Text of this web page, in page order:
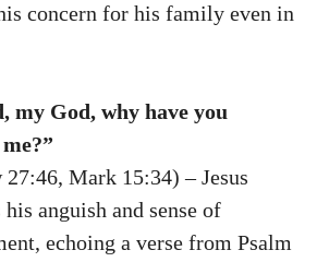
concern for his family even in
my God, why have you
Mark 15:34) – Jesus
his anguish and sense of
echoing a verse from Psalm